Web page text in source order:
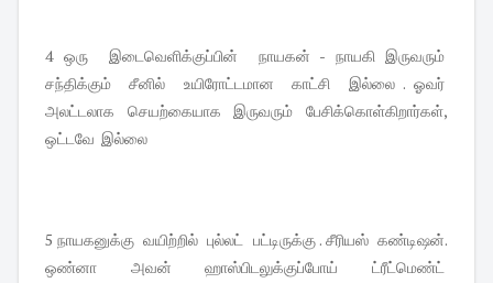
4 ஒரு இடைவெளிக்குப்பின் நாயகன் - நாயகி இருவரும்
சந்திக்கும் சீனில் உயிரோட்டமான காட்சி இல்லை . ஓவர்
அலட்டலாக செயற்கையாக இருவரும் பேசிக்கொள்கிறார்கள்,
ஒட்டவே இல்லை
5 நாயகனுக்கு வயிற்றில் புல்லட் பட்டிருக்கு . சீரியஸ் கண்டிஷன்.
ஒண்னா அவன் ஹாஸ்பிடலுக்குப்போய் ட்ரீட்மெண்ட்